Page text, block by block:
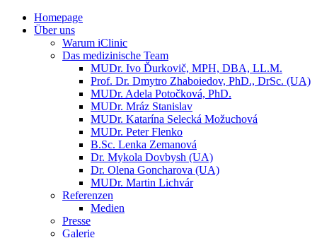
Homepage
Über uns
Warum iClinic
Das medizinische Team
MUDr. Ivo Ďurkovič, MPH, DBA, LL.M.
Prof. Dr. Dmytro Zhaboiedov, PhD., DrSc. (UA)
MUDr. Adela Potočková, PhD.
MUDr. Mráz Stanislav
MUDr. Katarína Selecká Možuchová
MUDr. Peter Flenko
B.Sc. Lenka Zemanová
Dr. Mykola Dovbysh (UA)
Dr. Olena Goncharova (UA)
MUDr. Martin Lichvár
Referenzen
Medien
Presse
Galerie